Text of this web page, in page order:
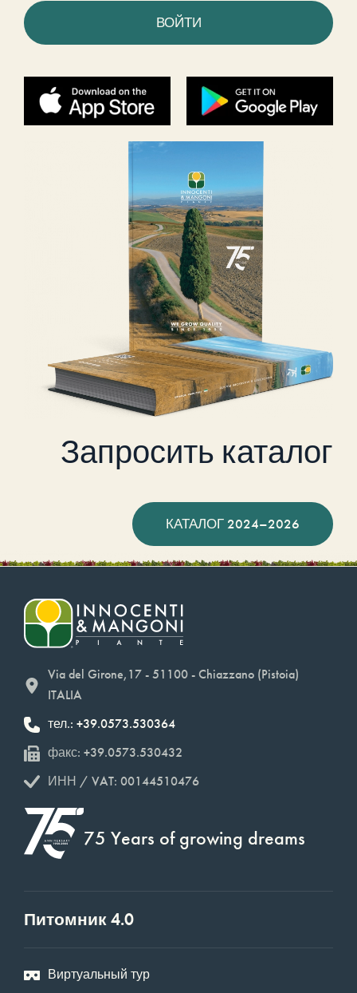
ВОЙТИ
Запросить каталог
КАТАЛОГ 2024–2026
Via del Girone,17 - 51100 - Chiazzano (Pistoia)
ITALIA
тел.: +39.0573.530364
факс: +39.0573.530432
ИНН / VAT: 00144510476
75 Years of growing dreams
Питомник 4.0
Виртуальный тур